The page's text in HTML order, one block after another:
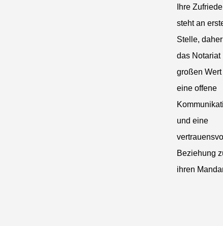
Ihre
steht an
Stelle,
das Notariat
großen Wert
eine offene
und eine
Beziehung
ihren